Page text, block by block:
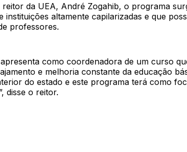
reitor da UEA, André Zogahib, o programa
instituições altamente capilarizadas e que
professores.
apresenta como coordenadora de um curso
e melhoria constante da educação
do estado e este programa terá como
disse o reitor.